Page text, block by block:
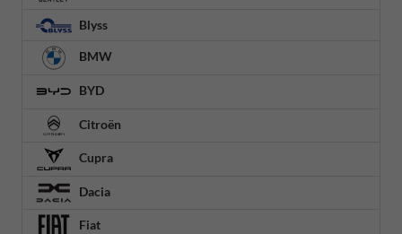
Blyss
BMW
BYD
Citroën
Cupra
Dacia
Fiat